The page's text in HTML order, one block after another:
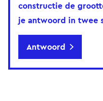
constructie de
je antwoord in twee
Antwoord